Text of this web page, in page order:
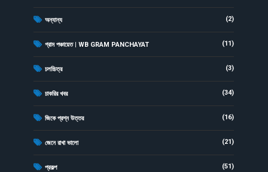
অন্যান্য (2)
গ্রাম পঞ্চায়েত | WB GRAM PANCHAYAT (11)
চলচ্চিত্র (3)
চাকরির খবর (34)
জিকে প্রশ্ন উত্তর (16)
জেনে রাখা ভালো (21)
প্রকল্প (51)